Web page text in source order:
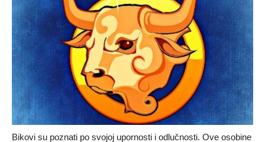
Bikovi su poznati po svojoj upornosti i odlučnosti. Ove osobine